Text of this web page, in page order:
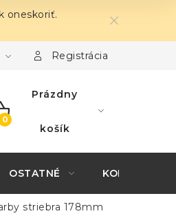
oneskoriť.
Registrácia
Prázdny
košík
OSTATNÉ KONTAKTY
striebra 178mm